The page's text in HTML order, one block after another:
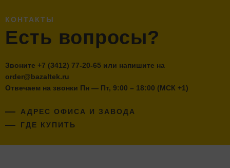
КОНТАКТЫ
Есть вопросы?
Звоните +7 (3412) 77-20-65 или напишите на
order@bazaltek.ru
Отвечаем на звонки Пн — Пт, 9:00 – 18:00 (МСК +1)
АДРЕС ОФИСА И ЗАВОДА
ГДЕ КУПИТЬ